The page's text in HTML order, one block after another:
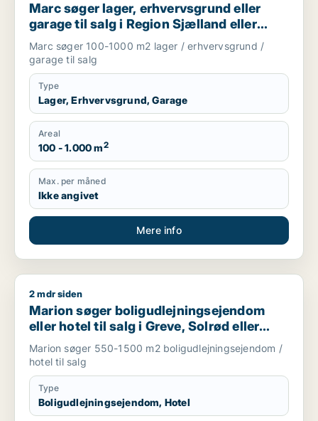
Marc søger lager, erhvervsgrund eller
garage til salg i Region Sjælland eller
Nordsjælland
Marc søger 100-1000 m2 lager / erhvervsgrund /
garage til salg
Type
Lager, Erhvervsgrund, Garage
Areal
100 - 1.000 m2
Max. per måned
Ikke angivet
Mere info
Marion søger boligudlejningsejendom eller hotel til salg i
2 mdr siden
Marion søger boligudlejningsejendom
eller hotel til salg i Greve, Solrød eller
Roskilde m.fl.
Marion søger 550-1500 m2 boligudlejningsejendom /
hotel til salg
Type
Boligudlejningsejendom, Hotel